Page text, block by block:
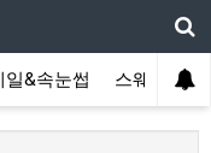
일&속눈썹 스웨디시(